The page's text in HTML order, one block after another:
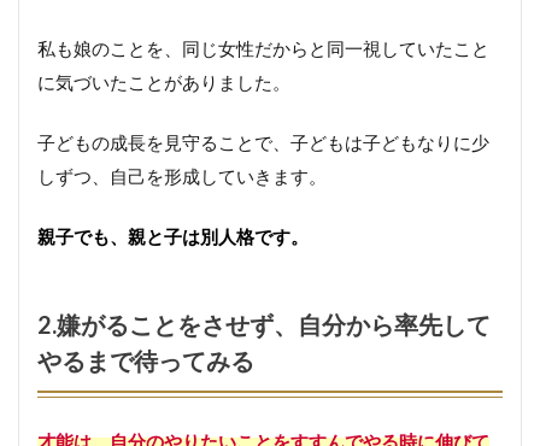
私も娘のことを、同じ女性だからと同一視していたこと
に気づいたことがありました。
子どもの成長を見守ることで、子どもは子どもなりに少
しずつ、自己を形成していきます。
親子でも、親と子は別人格です。
2.嫌がることをさせず、自分から率先して
やるまで待ってみる
才能は、自分のやりたいことをすすんでやる時に伸びて